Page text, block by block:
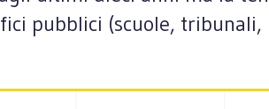
pubblici (scuole,